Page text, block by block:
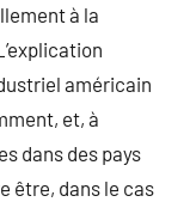
à la
américain
et, à
dans des pays
être, dans le cas